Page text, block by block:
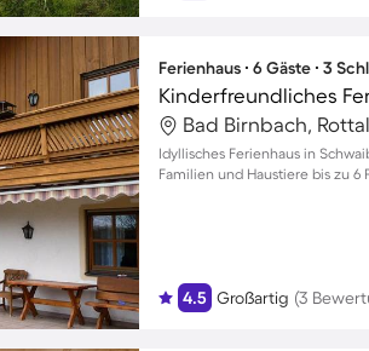
Ferienhaus ∙ 6 Gäste ∙ 3
Bad Birnbach,
Idyllisches Ferienhaus in
Familien und Haustiere bis zu 6
4.5 Großartig (3